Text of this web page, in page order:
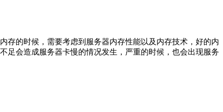
存的时候，需要考虑到服务器内存性能以及内存技术，好的内
足会造成服务器卡慢的情况发生，严重的时候，也会出现服务